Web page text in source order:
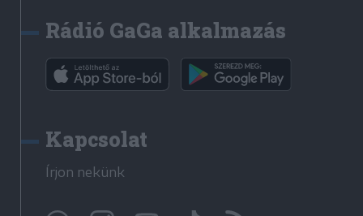
Rádió GaGa alkalmazás
Kapcsolat
Írjon nekünk